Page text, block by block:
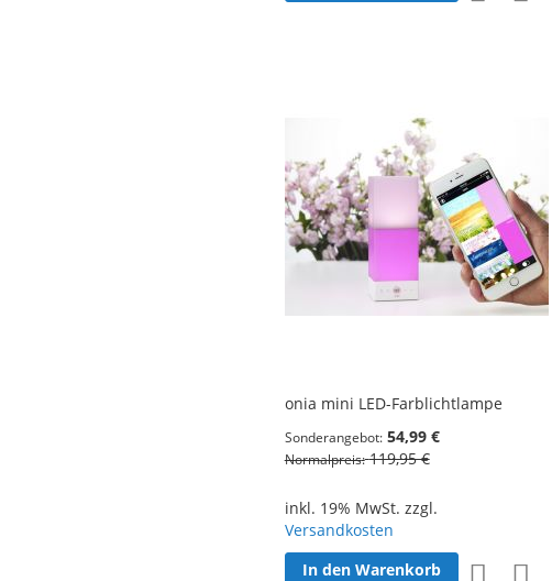
onia mini LED-Farblichtlampe
Sonderangebot 54,99 €
Normalpreis 119,95 €
inkl. 19% MwSt. zzgl.
Versandkosten
In den Warenkorb